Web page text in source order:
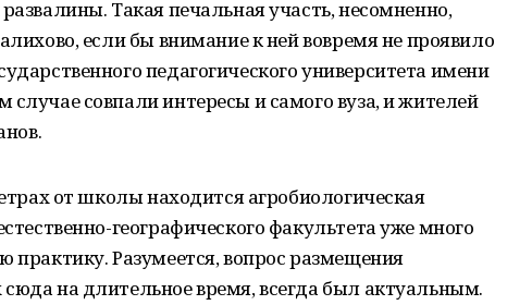
Такая печальная участь, несомненно,
если бы внимание к ней вовремя не проявило
педагогического университета имени
совпали интересы и самого вуза, и жителей
от школы находится агробиологическая
географического факультета уже много
практику. Разумеется, вопрос размещения
на длительное время, всегда был актуальным.